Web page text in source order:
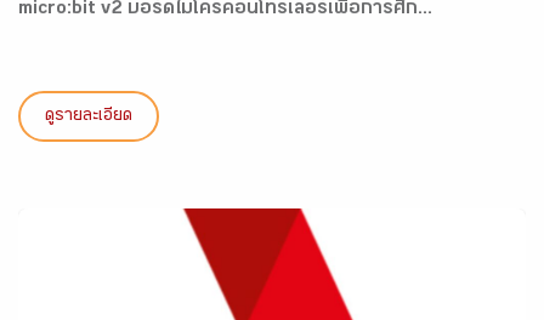
micro:bit v2 บอร์ดไมโครคอนโทรเลอร์เพื่อการศึก...
ดูรายละเอียด